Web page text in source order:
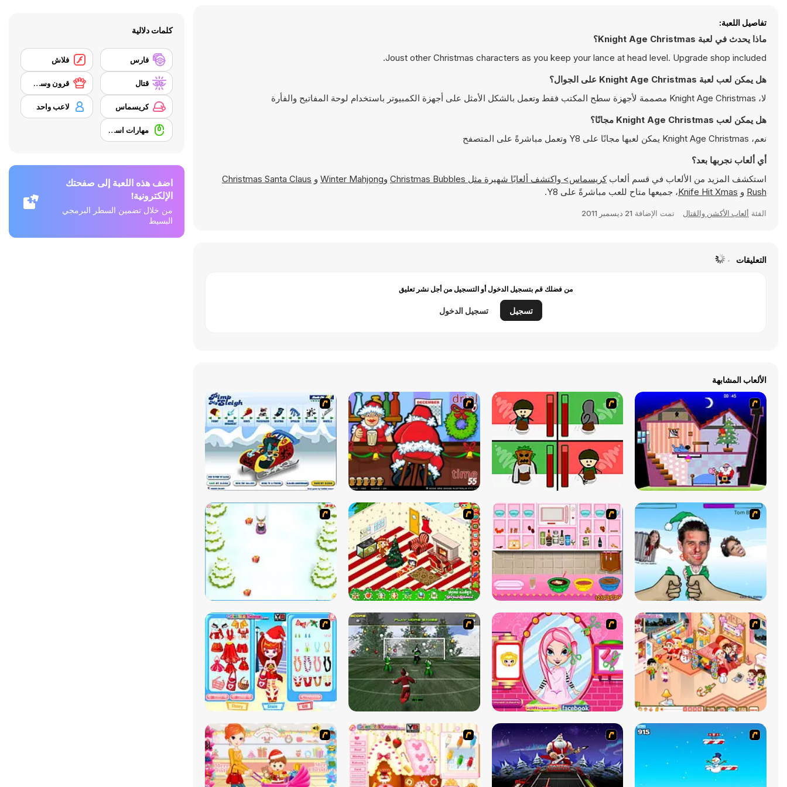
تفاصيل اللعبة:
ماذا يحدث في لعبة Knight Age Christmas؟
Joust other Christmas characters as you keep your lance at head level. Upgrade shop included.
هل يمكن لعب لعبة Knight Age Christmas على الجوال؟
لا، Knight Age Christmas مصممة لأجهزة سطح المكتب فقط وتعمل بالشكل الأمثل على أجهزة الكمبيوتر باستخدام لوحة المفاتيح والفأرة
هل يمكن لعب Knight Age Christmas مجانًا؟
نعم، Knight Age Christmas يمكن لعبها مجانًا على Y8 وتعمل مباشرةً على المتصفح
أي ألعاب نجربها بعد؟
استكشف المزيد من الألعاب في قسم ألعابكريسماس> واكتشف ألعابًا شهيرة مثل Christmas Bubbles وWinter Mahjong و Christmas Santa Claus
Rush و Knife Hit Xmas، جميعها متاح للعب مباشرةً على Y8.
الفئة ألعاب الأكشن والقتال تمت الإضافة 21 ديسمبر 2011
التعليقات
من فضلك قم بتسجيل الدخول أو التسجيل من أجل نشر تعليق
تسجيل تسجيل الدخول
الألعاب المشابهة
كلمات دلالية
فارس فلاش
قتال قرون وسطى
كريسماس لاعب واحد
مهارات استخدام الفأرة
اضف هذه اللعبة إلى صفحتك
الإلكترونية!
من خلال تضمين السطر البرمجي
البسيط